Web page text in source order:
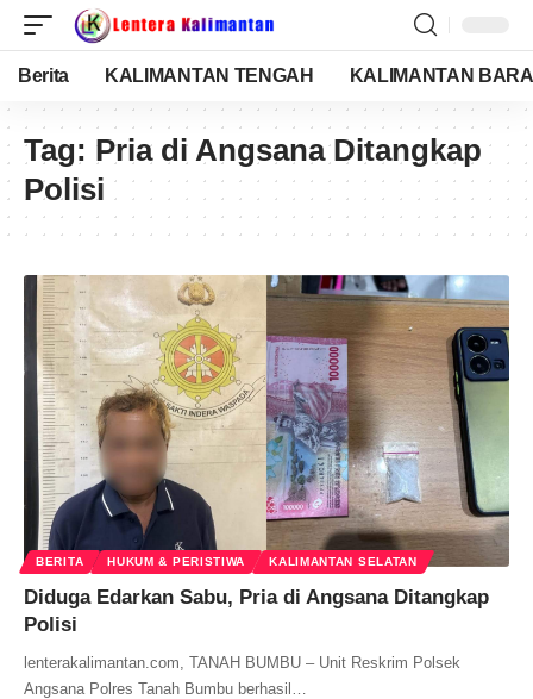
Berita KALIMANTAN TENGAH KALIMANTAN
Tag: Pria di Angsana Ditangkap
Polisi
BERITA HUKUM & PERISTIWA KALIMANTAN SELATAN
Diduga Edarkan Sabu, Pria di Angsana Ditangkap
Polisi
lenterakalimantan.com, TANAH BUMBU – Unit Reskrim Polsek
Angsana Polres Tanah Bumbu berhasil…